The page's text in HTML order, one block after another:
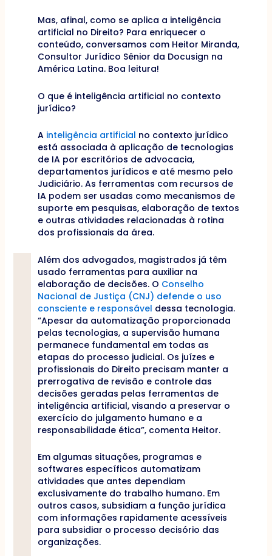
Mas, afinal, como se aplica a inteligência
artificial no Direito? Para enriquecer o
conteúdo, conversamos com Heitor Miranda,
Consultor Jurídico Sênior da Docusign na
América Latina. Boa leitura!
O que é inteligência artificial no contexto
jurídico?
A inteligência artificial no contexto jurídico
está associada à aplicação de tecnologias
de IA por escritórios de advocacia,
departamentos jurídicos e até mesmo pelo
Judiciário. As ferramentas com recursos de
IA podem ser usadas como mecanismos de
suporte em pesquisas, elaboração de textos
e outras atividades relacionadas à rotina
dos profissionais da área.
Além dos advogados, magistrados já têm
usado ferramentas para auxiliar na
elaboração de decisões. O Conselho
Nacional de Justiça (CNJ) defende o uso
consciente e responsável dessa tecnologia.
“Apesar da automatização proporcionada
pelas tecnologias, a supervisão humana
permanece fundamental em todas as
etapas do processo judicial. Os juízes e
profissionais do Direito precisam manter a
prerrogativa de revisão e controle das
decisões geradas pelas ferramentas de
inteligência artificial, visando a preservar o
exercício do julgamento humano e a
responsabilidade ética”, comenta Heitor.
Em algumas situações, programas e
softwares específicos automatizam
atividades que antes dependiam
exclusivamente do trabalho humano. Em
outros casos, subsidiam a função jurídica
com informações rapidamente acessíveis
para subsidiar o processo decisório das
organizações.